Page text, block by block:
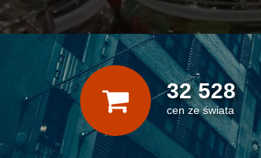
32 528
cen ze świata